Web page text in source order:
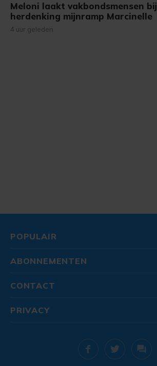
Meloni laakt vakbondsmensen bij
herdenking mijnramp Marcinelle
4 uur geleden
POPULAIR
ABONNEMENTEN
CONTACT
PRIVACY